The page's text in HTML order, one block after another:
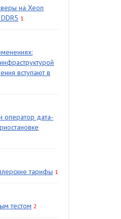
на Xeon
1
вступают в
оператор дата-
тарифы 1
тестом 2